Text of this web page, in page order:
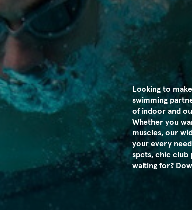
Looking to
swimming
of indoor and
Whether you
muscles, our
your every
spots, chic club
waiting for?